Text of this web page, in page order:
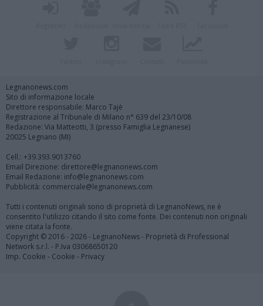
Legnanonews.com
Sito di informazione locale
Direttore responsabile: Marco Tajè
Registrazione al Tribunale di Milano n° 639 del 23/10/08
Redazione: Via Matteotti, 3 (presso Famiglia Legnanese)
20025 Legnano (MI)
Cell.: +39.393.9013760
Email Direzione: direttore@legnanonews.com
Email Redazione: info@legnanonews.com
Pubblicità: commerciale@legnanonews.com
Tutti i contenuti originali sono di proprietà di LegnanoNews, ne è
consentito l'utilizzo citando il sito come fonte. Dei contenuti non originali
viene citata la fonte.
Copyright © 2016 - 2026 - LegnanoNews - Proprietà di Professional
Network s.r.l. - P.Iva 03068650120
Imp. Cookie - Cookie - Privacy